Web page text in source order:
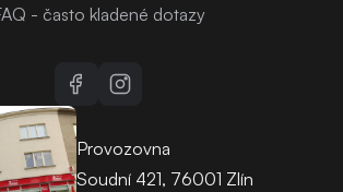
- často kladené dotazy
Provozovna
Soudní 421, 76001 Zlín